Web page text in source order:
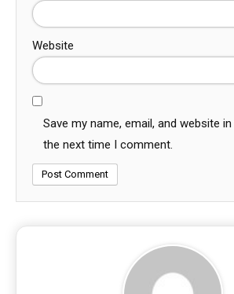
Website
Save my name, email, and website
the next time I comment.